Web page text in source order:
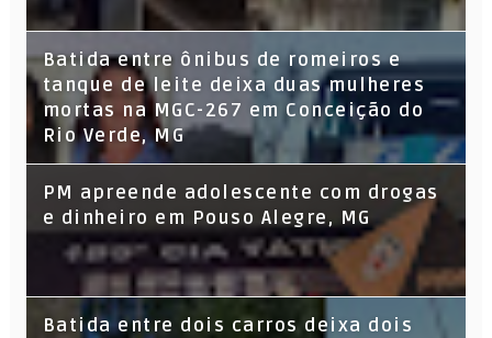
Batida entre ônibus de romeiros e
tanque de leite deixa duas mulheres
mortas na MGC-267 em Conceição do
Rio Verde, MG
PM apreende adolescente com drogas
e dinheiro em Pouso Alegre, MG
Batida entre dois carros deixa dois